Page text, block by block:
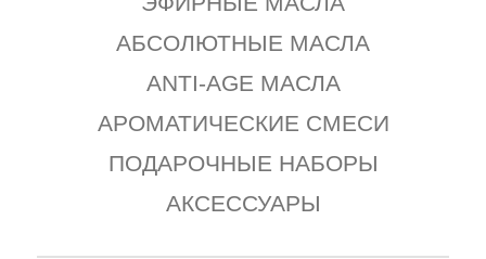
АБСОЛЮТНЫЕ МАСЛА
ANTI-AGE МАСЛА
АРОМАТИЧЕСКИЕ СМЕСИ
ПОДАРОЧНЫЕ НАБОРЫ
АКСЕССУАРЫ